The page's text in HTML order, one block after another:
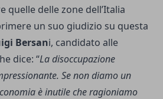
quelle delle zone dell’Italia
un suo giudizio su questa
Bersani, candidato alle
dice: “La disoccupazione
Se non diamo un
è inutile che ragioniamo